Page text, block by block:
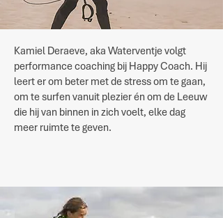
Kamiel Deraeve, aka Waterventje volgt
performance coaching bij Happy Coach. Hij
leert er om beter met de stress om te gaan,
om te surfen vanuit plezier én om de Leeuw
die hij van binnen in zich voelt, elke dag
meer ruimte te geven.